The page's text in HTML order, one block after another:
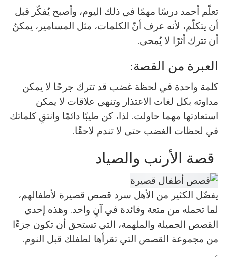
تعلّم أحمد درسًا مهمًا في ذلك اليوم، وأصبح يُفكّر قبل
أن يتكلّم، لأنه عرف أنّ الكلمات، مثل المسامير، يمكنُ
أن تترك أثرًا لا يُمحى.
العبرة من القصة:
كلمة واحدة في لحظة غضب قد تترك جرحًا لا يمكن
مداوته بكل لغات الاعتذار وتنهي علاقات لا يمكن
استعادتها مهما حاولت. لذا، كن طيبًا دائمًا وانتقِ كلماتك
في لحظات الغضب حتى لا تندم لاحقًا.
قصة الأرنب والصياد
يفضّل الكثير من الأهل سرد قصص قصيرة لأطفالهم،
لما تحمله من متعة وفائدة في آنٍ واحد. وهذه إحدى
القصص الجميلة والملهمة، التي تستحق أن تكون جزءًا
من مجموعة القصص التي تقرأها لطفلك قبل النوم.